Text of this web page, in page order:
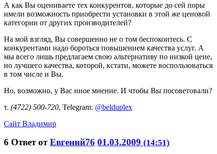
А как Вы оцениваете тех конкурентов, которые до сей поры
имели возможность приобрести установки в этой же ценовой
категории от других производителей?
На мой взгляд, Вы совершенно не о том беспокоитесь. С
конкурентами надо бороться повышением качества услуг. А
мы всего лишь предлагаем свою альтернативу по низкой цене,
но лучшего качества, которой, кстати, можете воспользоваться
в том числе и Вы.
Но, возможно, у Вас иное мнение. И чтобы Вы посоветовали?
т. (4722) 500-720, Telegram: @belduplex
Сайт Владимир
6 Ответ отЕвгений76 01.03.2009 (14:51)